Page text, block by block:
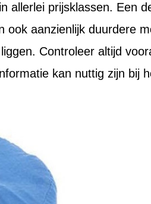
allerlei prijsklassen. Een
ook aanzienlijk duurdere
Controleer altijd
kan nuttig zijn bij